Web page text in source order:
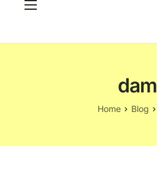
CRITERIA Frameworkdam
Home Blog